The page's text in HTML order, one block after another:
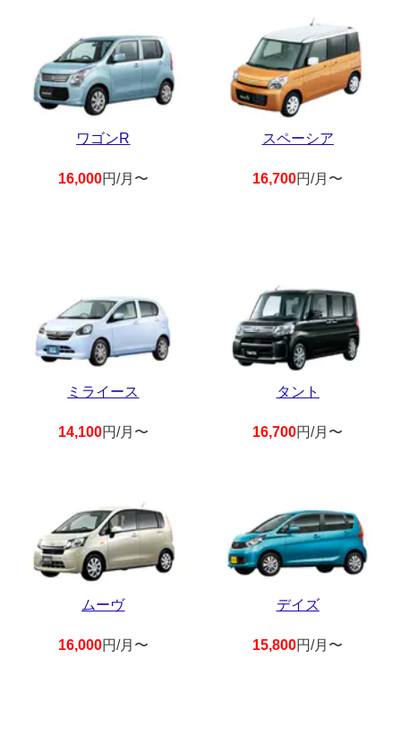
ワゴンR
16,000円/月〜
スペーシア
16,700円/月〜
ミライース
14,100円/月〜
タント
16,700円/月〜
ムーヴ
16,000円/月〜
デイズ
15,800円/月〜